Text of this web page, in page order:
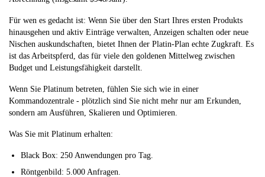
Für wen es gedacht ist: Wenn Sie über den Start Ihres ersten Produkts
hinausgehen und aktiv Einträge verwalten, Anzeigen schalten oder neue
Nischen auskundschaften, bietet Ihnen der Platin-Plan echte Zugkraft. Es
ist das Arbeitspferd, das für viele den goldenen Mittelweg zwischen
Budget und Leistungsfähigkeit darstellt.
Wenn Sie Platinum betreten, fühlen Sie sich wie in einer
Kommandozentrale - plötzlich sind Sie nicht mehr nur am Erkunden,
sondern am Ausführen, Skalieren und Optimieren.
Was Sie mit Platinum erhalten:
Black Box: 250 Anwendungen pro Tag.
Röntgenbild: 5.000 Anfragen.